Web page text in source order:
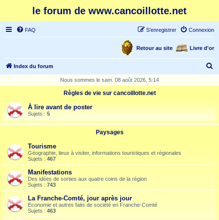
le forum de www.cancoillotte.net
FAQ Connexion
S’enregistrer
Livre d'or
Retour au site
Index du forum
r
Nous sommes le sam. 08 août 2026, 5:14
Règles de vie sur cancoillotte.net
À lire avant de poster
Sujets : 5
Paysages
Tourisme
Géographie, lieux à visiter, informations touristiques et régionales
Sujets : 467
Manifestations
Des idées de sorties aux quatre coins de la région
Sujets : 743
La Franche-Comté, jour après jour
Economie et autres faits de société en Franche-Comté
Sujets : 463